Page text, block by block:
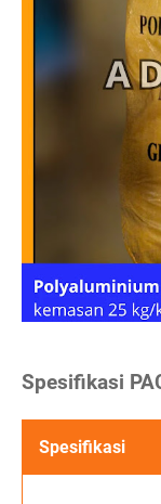
Spesifikasi
Spesifikasi